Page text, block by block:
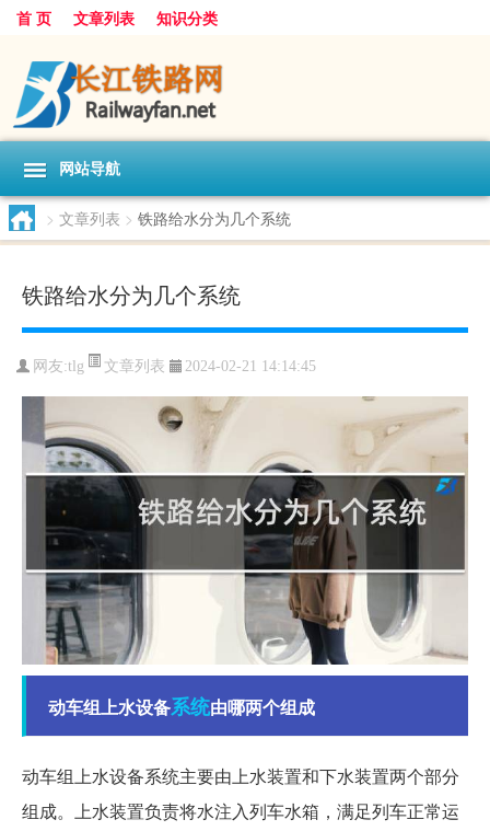
首 页 文章列表 知识分类
网站导航
> 文章列表 > 铁路给水分为几个系统
铁路给水分为几个系统
网友:tlg 文章列表 2024-02-21 14:14:45
动车组上水设备系统由哪两个组成
动车组上水设备系统主要由上水装置和下水装置两个部分
组成。上水装置负责将水注入列车水箱，满足列车正常运